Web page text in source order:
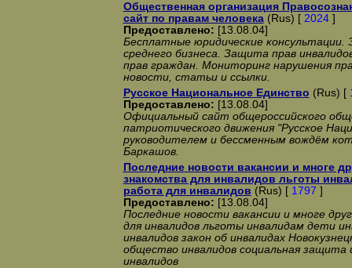
Общественная организация
сайт по правам человека(Rus) [ 2024]
Предоставлено: [13.08.04]
Бесплатные юридические
среднего бизнеса. Защита прав
прав граждан. Мониторинг нарушения
новости, статьи и ссылки.
Русское Национальное Единство (Rus) [
Предоставлено: [13.08.04]
Официальный сайт общероссийского
патриотического движения "Русское
руководителем и бессменным вождём
Баркашов.
Последние новости вакансии и многе
знакомства для инвалидов льготы
работа для инвалидов (Rus) [ 1797 ]
Предоставлено: [13.08.04]
Последние новости вакансии и многе
для инвалидов льготы инвалидам дети
инвалидов закон об инвалидах
общество инвалидов социальная защита
инвалидов